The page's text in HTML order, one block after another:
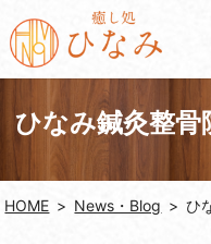
ひなみ鍼灸整骨
HOME News・Blog ひ